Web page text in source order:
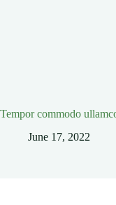
Tempor commodo
June 17, 2022